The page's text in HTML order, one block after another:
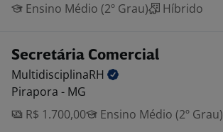
Ensino Médio (2º Grau)
Híbrido
Secretária Comercial
MultidisciplinaRH
Pirapora - MG
R$ 1.700,00
Ensino Médio (2º Grau)